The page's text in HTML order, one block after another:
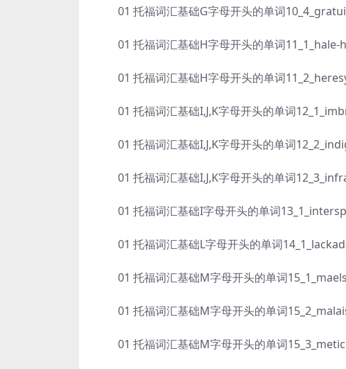
01 托福词汇基础G字母开头的单词
01 托福词汇基础H字母开头的单词11_1_hale-
01 托福词汇基础H字母开头的单词
01 托福词汇基础I,J,K字母开头的单词
01 托福词汇基础I,J,K字母开头的单词
01 托福词汇基础I,J,K字母开头的单词
01 托福词汇基础I字母开头的单词
01 托福词汇基础L字母开头的单词
01 托福词汇基础M字母开头的单词
01 托福词汇基础M字母开头的单词
01 托福词汇基础M字母开头的单词